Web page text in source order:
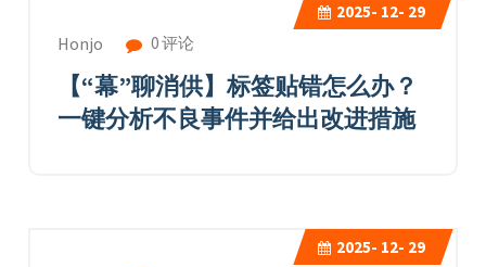
2025- 12- 29
Honjo 0 评论
【“幕”聊消供】标签贴错怎么办？
一键分析不良事件并给出改进措施
2025- 12- 29